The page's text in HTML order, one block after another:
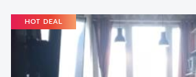
HOT DEAL